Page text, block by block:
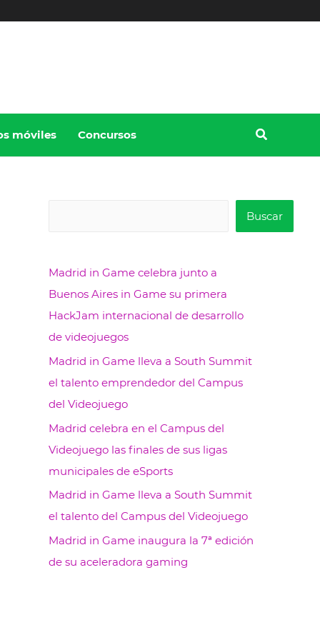
móviles Concursos
c
a
r
Buscar
Madrid in Game celebra junto a
Buenos Aires in Game su primera
HackJam internacional de desarrollo
de videojuegos
Madrid in Game lleva a South Summit
el talento emprendedor del Campus
del Videojuego
Madrid celebra en el Campus del
Videojuego las finales de sus ligas
municipales de eSports
Madrid in Game lleva a South Summit
el talento del Campus del Videojuego
Madrid in Game inaugura la 7ª edición
de su aceleradora gaming